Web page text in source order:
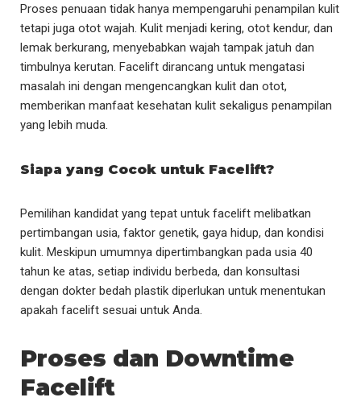
Proses penuaan tidak hanya mempengaruhi penampilan kulit
tetapi juga otot wajah. Kulit menjadi kering, otot kendur, dan
lemak berkurang, menyebabkan wajah tampak jatuh dan
timbulnya kerutan. Facelift dirancang untuk mengatasi
masalah ini dengan mengencangkan kulit dan otot,
memberikan manfaat kesehatan kulit sekaligus penampilan
yang lebih muda.
Siapa yang Cocok untuk Facelift?
Pemilihan kandidat yang tepat untuk facelift melibatkan
pertimbangan usia, faktor genetik, gaya hidup, dan kondisi
kulit. Meskipun umumnya dipertimbangkan pada usia 40
tahun ke atas, setiap individu berbeda, dan konsultasi
dengan dokter bedah plastik diperlukan untuk menentukan
apakah facelift sesuai untuk Anda.
Proses dan Downtime
Facelift